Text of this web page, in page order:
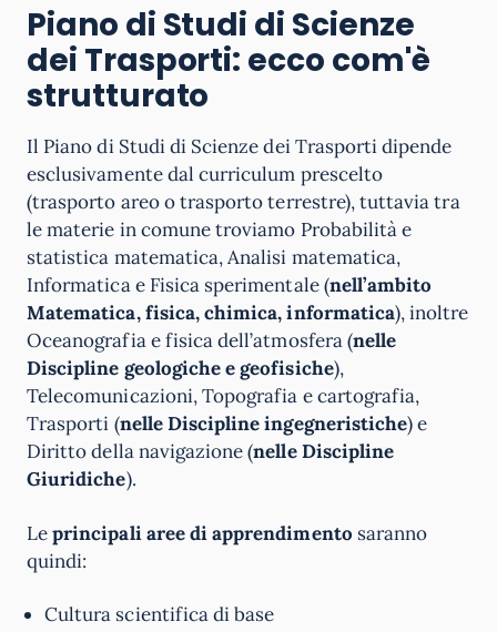
Piano di Studi di Scienze
dei Trasporti: ecco com'è
strutturato
Il Piano di Studi di Scienze dei Trasporti dipende
esclusivamente dal curriculum prescelto
(trasporto areo o trasporto terrestre), tuttavia tra
le materie in comune troviamo Probabilità e
statistica matematica, Analisi matematica,
Informatica e Fisica sperimentale (nell’ambito
Matematica, fisica, chimica, informatica), inoltre
Oceanografia e fisica dell’atmosfera (nelle
Discipline geologiche e geofisiche),
Telecomunicazioni, Topografia e cartografia,
Trasporti (nelle Discipline ingegneristiche) e
Diritto della navigazione (nelle Discipline
Giuridiche).
Leprincipali aree di apprendimento saranno
quindi:
Cultura scientifica di base